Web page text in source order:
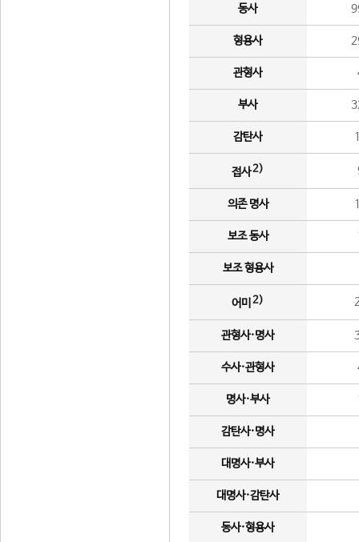
동사
형용사
관형사
부사
감탄사
접사2)
의존 명사
보조 동사
보조 형용사
어미 2)
관형사·명사
수사·관형사
명사·부사
감탄사·명사
대명사·부사
대명사·감탄사
동사·형용사